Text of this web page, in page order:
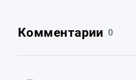
Комментарии 0